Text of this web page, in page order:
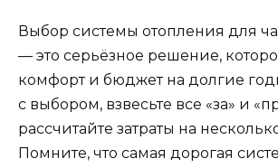
Выбор системы отопления для
— это серьёзное решение,
комфорт и бюджет на долгие
с выбором, взвесьте все «за» и
рассчитайте затраты на
Помните, что самая дорогая